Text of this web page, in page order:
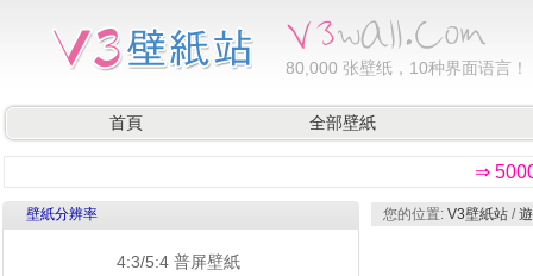
80,000 张壁纸，10种界面语言！
首頁 全部壁紙
⇒
壁紙分辨率
4:3/5:4 普屏壁紙
您的位置: V3壁紙站 /